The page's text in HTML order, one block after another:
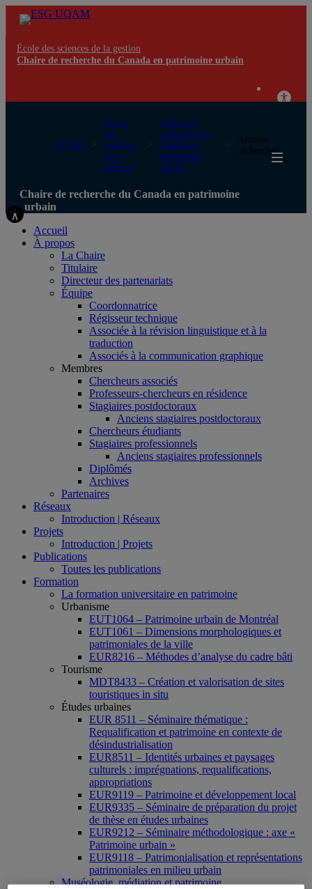
École des sciences de la gestion
Chaire de recherche du Canada en patrimoine urbain
UQAM
École
des
sciences
de la
gestion
Chaire de
recherche du
Canada en
patrimoine
urbain
Artistes
recherchés
Chaire de recherche du Canada en patrimoine
urbain
Accueil
À propos
La Chaire
Titulaire
Directeur des partenariats
Équipe
Coordonnatrice
Régisseur technique
Associée à la révision linguistique et à la
traduction
Associés à la communication graphique
Membres
Chercheurs associés
Professeurs-chercheurs en résidence
Stagiaires postdoctoraux
Anciens stagiaires postdoctoraux
Chercheurs étudiants
Stagiaires professionnels
Anciens stagiaires professionnels
Diplômés
Archives
Partenaires
Réseaux
Introduction | Réseaux
Projets
Introduction | Projets
Publications
Toutes les publications
Formation
La formation universitaire en patrimoine
Urbanisme
EUT1064 – Patrimoine urbain de Montréal
EUT1061 – Dimensions morphologiques et
patrimoniales de la ville
EUR8216 – Méthodes d’analyse du cadre bâti
Tourisme
MDT8433 – Création et valorisation de sites
touristiques in situ
Études urbaines
EUR 8511 – Séminaire thématique :
Requalification et patrimoine en contexte de
désindustrialisation
EUR8511 – Identités urbaines et paysages
culturels : imprégnations, requalifications,
appropriations
EUR9119 – Patrimoine et développement local
EUR9335 – Séminaire de préparation du projet
de thèse en études urbaines
EUR9212 – Séminaire méthodologique : axe «
Patrimoine urbain »
EUR9118 – Patrimonialisation et représentations
patrimoniales en milieu urbain
Muséologie, médiation et patrimoine